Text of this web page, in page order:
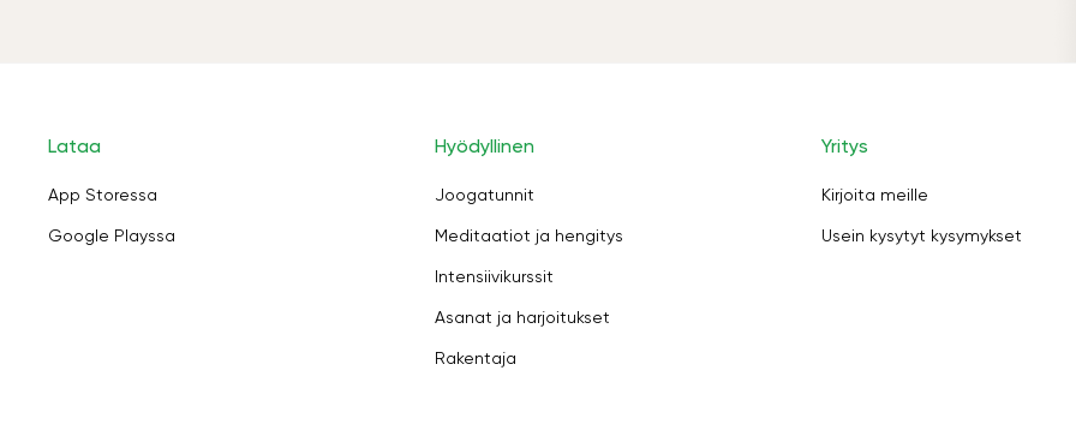
Lataa
App Storessa
Google Playssa
Hyödyllinen
Joogatunnit
Meditaatiot ja hengitys
Intensiivikurssit
Asanat ja harjoitukset
Rakentaja
Yritys
Kirjoita meille
Usein kysytyt kysymykset